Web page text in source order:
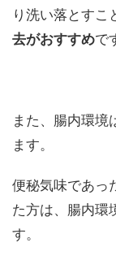
り洗い落とすこ
去がおすすめで
また、腸内環境
ます。
便秘気味であっ
た方は、腸内環
す。